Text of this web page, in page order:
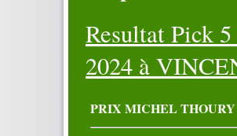
17
26
27 28 29
30
31
Octobre 2024
11
12 13 14
15
16
17 18 19
20
Resultat Pick
2024 à
PRIX MICHEL THOURY